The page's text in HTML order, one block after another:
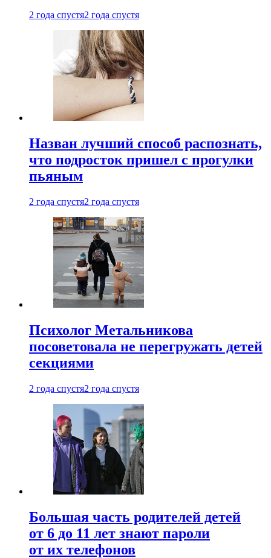
2 года спустя2 года спустя
Назван лучший способ распознать,
что подросток пришел с прогулки
пьяным
2 года спустя2 года спустя
Психолог Метальникова
посоветовала не перегружать детей
секциями
2 года спустя2 года спустя
Большая часть родителей детей
от 6 до 11 лет знают пароли
от их телефонов